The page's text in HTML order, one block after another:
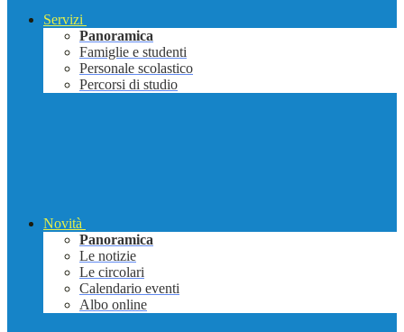
Servizi
Panoramica
Famiglie e studenti
Personale scolastico
Percorsi di studio
Novità
Panoramica
Le notizie
Le circolari
Calendario eventi
Albo online